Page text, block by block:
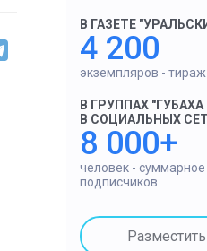
В ГАЗЕТЕ
4 200
экземпляров -
В ГРУППАХ
В СОЦИАЛЬНЫХ
8 000+
человек - суммарное
подписчиков